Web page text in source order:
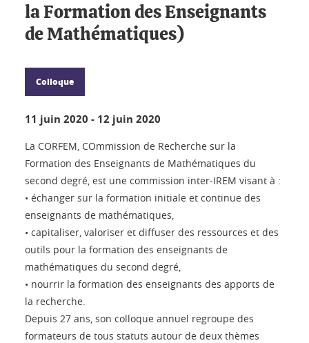
la Formation des Enseignants
de Mathématiques)
Colloque
11 juin 2020 - 12 juin 2020
La CORFEM, COmmission de Recherche sur la
Formation des Enseignants de Mathématiques du
second degré, est une commission inter-IREM visant à :
• échanger sur la formation initiale et continue des
enseignants de mathématiques,
• capitaliser, valoriser et diffuser des ressources et des
outils pour la formation des enseignants de
mathématiques du second degré,
• nourrir la formation des enseignants des apports de
la recherche.
Depuis 27 ans, son colloque annuel regroupe des
formateurs de tous statuts autour de deux thèmes